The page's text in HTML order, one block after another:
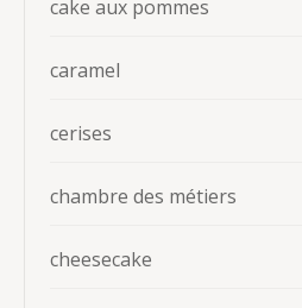
cake aux pommes
caramel
cerises
chambre des métiers
cheesecake